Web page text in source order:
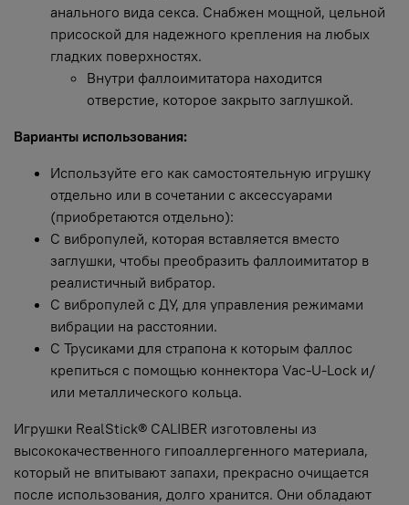
анального вида секса. Снабжен мощной, цельной
присоской для надежного крепления на любых
гладких поверхностях.
Внутри фаллоимитатора находится
отверстие, которое закрыто заглушкой.
Варианты использования:
Используйте его как самостоятельную игрушку
отдельно или в сочетании с аксессуарами
(приобретаются отдельно):
С вибропулей, которая вставляется вместо
заглушки, чтобы преобразить фаллоимитатор в
реалистичный вибратор.
С вибропулей с ДУ, для управления режимами
вибрации на расстоянии.
С Трусиками для страпона к которым фаллос
крепиться с помощью коннектора Vac-U-Lock и/
или металлического кольца.
Игрушки RealStick® CALIBER изготовлены из
высококачественного гипоаллергенного материала,
который не впитывают запахи, прекрасно очищается
после использования, долго хранится. Они обладают